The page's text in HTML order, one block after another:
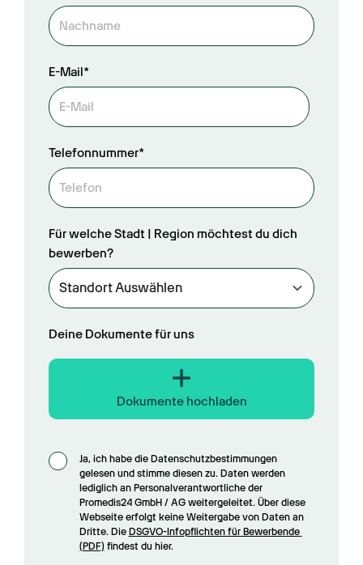
E-Mail*
Telefonnummer*
Für welche Stadt | Region möchtest du dich
bewerben?
Deine Dokumente für uns
Dokumente hochladen
Ja, ich habe die Datenschutzbestimmungen
gelesen und stimme diesen zu. Daten werden
lediglich an Personalverantwortliche der
Promedis24 GmbH / AG weitergeleitet. Über diese
Webseite erfolgt keine Weitergabe von Daten an
Dritte. Die DSGVO-Infopflichten für Bewerbende
(PDF) findest du hier.